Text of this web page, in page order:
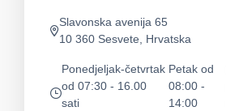
app.address
Slavonska avenija 65
10 360 Sesvete, Hrvatska
app.opening-times
Ponedjeljak-četvrtak
od 07:30 - 16.00
sati
Petak od
08:00 -
14:00